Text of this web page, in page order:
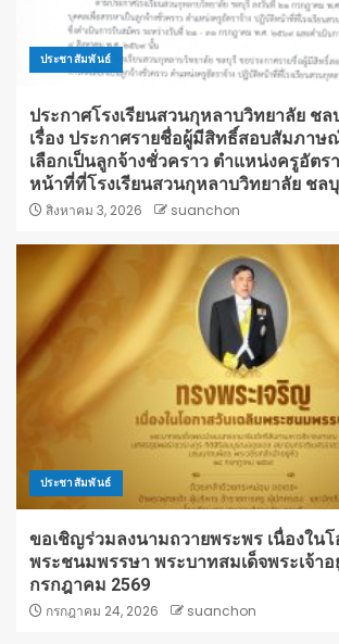
ประชาสัมพันธ์
ประกาศโรงเรียนสวนกุหลาบวิทยาลัย ชล
เรื่อง ประกาศรายชื่อผู้มีสิทธิ์สอบสัมภาษ
เลือกเป็นลูกจ้างชั่วคราว ตำแหน่งครูอัตร
หน้าที่ที่โรงเรียนสวนกุหลาบวิทยาลัย ชล
สิงหาคม 3, 2026 suanchon
ประชาสัมพันธ์
ขอเชิญร่วมลงนามถวายพระพร เนื่องใน
พระชนมพรรษา พระบาทสมเด็จพระเจ้าอ
กรกฎาคม 2569
กรกฎาคม 24, 2026 suanchon